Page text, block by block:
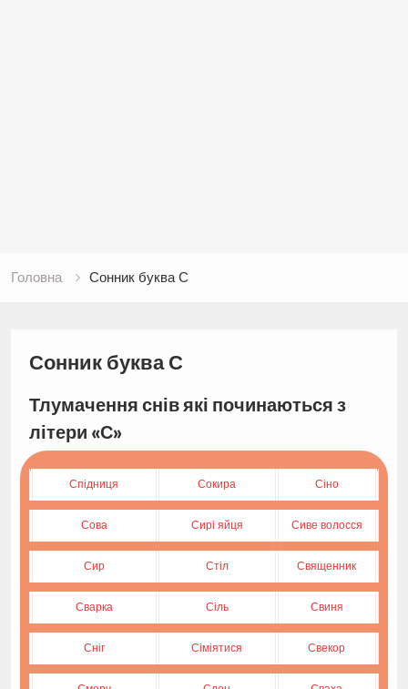
Головна Сонник буква С
Сонник буква С
Тлумачення снів які починаються з
літери «С»
Спідниця Сокира Сіно
Сова Сирі яйця Сиве волосся
Сир Стіл Священник
Сварка Сіль Свиня
Сніг Сіміятися Свекор